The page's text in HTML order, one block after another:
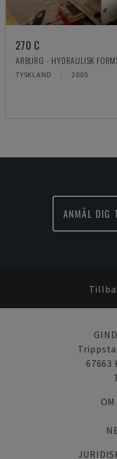
270 C
ARBURG - HYDRAULISK
TYSKLAND 2005
ANMÄL DIG
67663